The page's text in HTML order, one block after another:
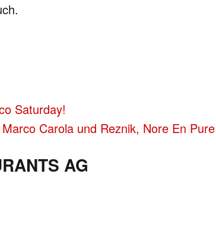
Saturday!
Carola und Reznik, Nore En Pure
AG